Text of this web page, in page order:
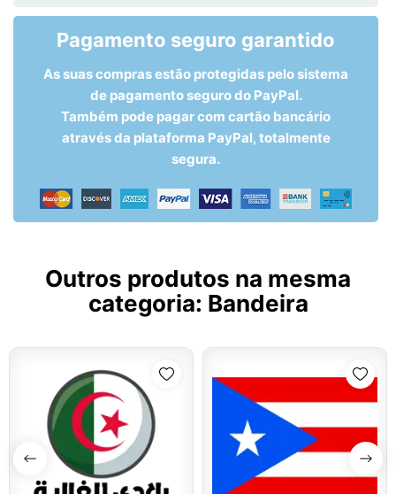
Pagamento seguro garantido
As suas compras estão protegidas pelo sistema
de pagamento seguro do PayPal.
Também pode pagar com cartão bancário
através da plataforma PayPal, totalmente
segura.
Outros produtos na mesma
categoria: Bandeira